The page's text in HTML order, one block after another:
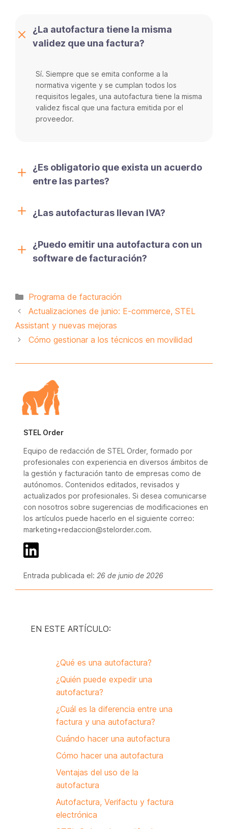
¿La autofactura tiene la misma
validez que una factura?
Sí. Siempre que se emita conforme a la
normativa vigente y se cumplan todos los
requisitos legales, una autofactura tiene la misma
validez fiscal que una factura emitida por el
proveedor.
¿Es obligatorio que exista un acuerdo
entre las partes?
¿Las autofacturas llevan IVA?
¿Puedo emitir una autofactura con un
software de facturación?
Categorías
Programa de facturación
Actualizaciones de junio: E-commerce, STEL
Assistant y nuevas mejoras
Cómo gestionar a los técnicos en movilidad
STEL Order
Equipo de redacción de STEL Order, formado por
profesionales con experiencia en diversos ámbitos de
la gestión y facturación tanto de empresas como de
autónomos. Contenidos editados, revisados y
actualizados por profesionales. Si desea comunicarse
con nosotros sobre sugerencias de modificaciones en
los artículos puede hacerlo en el siguiente correo:
marketing+redaccion@stelorder.com.
Entrada publicada el: 26 de junio de 2026
EN ESTE ARTÍCULO:
¿Qué es una autofactura?
¿Quién puede expedir una
autofactura?
¿Cuál es la diferencia entre una
factura y una autofactura?
Cuándo hacer una autofactura
Cómo hacer una autofactura
Ventajas del uso de la
autofactura
Autofactura, Verifactu y factura
electrónica